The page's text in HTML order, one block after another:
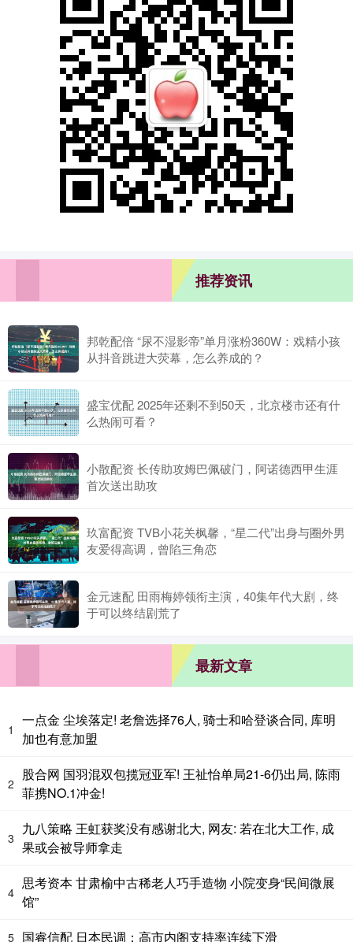
推荐资讯
邦乾配倍 “尿不湿影帝”单月涨粉360W：戏精小孩
从抖音跳进大荧幕，怎么养成的？
盛宝优配 2025年还剩不到50天，北京楼市还有什
么热闹可看？
小散配资 长传助攻姆巴佩破门，阿诺德西甲生涯
首次送出助攻
玖富配资 TVB小花关枫馨，“星二代”出身与圈外男
友爱得高调，曾陷三角恋
金元速配 田雨梅婷领衔主演，40集年代大剧，终
于可以终结剧荒了
最新文章
1
一点金 尘埃落定! 老詹选择76人, 骑士和哈登谈合同, 库明
加也有意加盟
2
股合网 国羽混双包揽冠亚军! 王祉怡单局21-6仍出局, 陈雨
菲携NO.1冲金!
3
九八策略 王虹获奖没有感谢北大, 网友: 若在北大工作, 成
果或会被导师拿走
4
思考资本 甘肃榆中古稀老人巧手造物 小院变身“民间微展
馆”
5 国睿信配 日本民调：高市内阁支持率连续下滑